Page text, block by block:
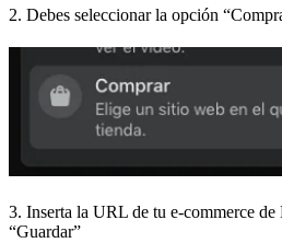
2. Debes seleccionar la opción
3. Inserta la URL de tu e-commerce
“Guardar”